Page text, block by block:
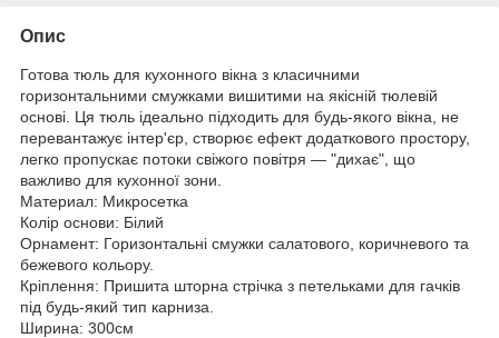
Опис
Готова тюль для кухонного вікна з класичними
горизонтальними смужками вишитими на якісній тюлевій
основі. Ця тюль ідеально підходить для будь-якого вікна, не
перевантажує інтер'єр, створює ефект додаткового простору,
легко пропускає потоки свіжого повітря — "дихає", що
важливо для кухонної зони.
Материал: Микросетка
Колір основи: Білий
Орнамент: Горизонтальні смужки салатового, коричневого та
бежевого кольору.
Кріплення: Пришита шторна стрічка з петельками для гачків
під будь-який тип карниза.
Ширина: 300см